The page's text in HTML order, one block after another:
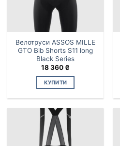
сторінці
товару
Велотруси ASSOS MILLE
GTO Bib Shorts S11 long
Black Series
18 360 ₴
КУПИТИ
має
кілька
варіантів.